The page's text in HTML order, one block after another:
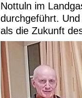
Nottuln im
durchgeführt.
als die Zukunft